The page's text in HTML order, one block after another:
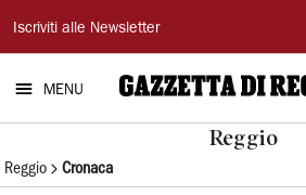
Gazzetta
di
Reggio
Iscriviti alle Newsletter
MENU
Reggio
Reggio Cronaca